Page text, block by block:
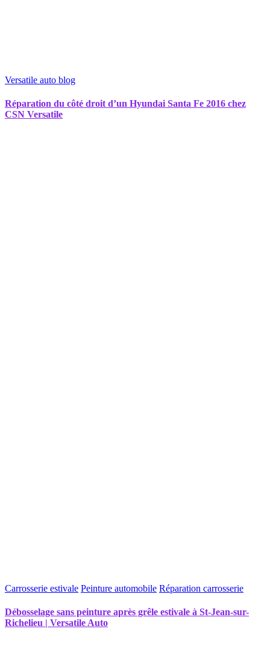
Versatile auto blog
Réparation du côté droit d’un Hyundai Santa Fe 2016 chez
CSN Versatile
Carrosserie estivale Peinture automobile Réparation carrosserie
Débosselage sans peinture après grêle estivale à St-Jean-sur-
Richelieu | Versatile Auto